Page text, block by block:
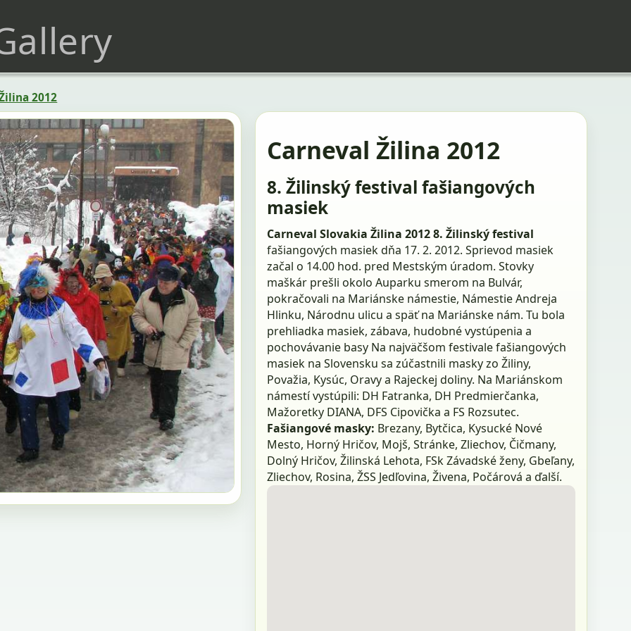
2012
Carneval Žilina 2012
8. Žilinský festival fašiangových
masiek
Carneval Slovakia Žilina 2012 8. Žilinský festival
fašiangových masiek dňa 17. 2. 2012. Sprievod masiek
začal o 14.00 hod. pred Mestským úradom. Stovky
maškár prešli okolo Auparku smerom na Bulvár,
pokračovali na Mariánske námestie, Námestie Andreja
Hlinku, Národnu ulicu a späť na Mariánske nám. Tu bola
prehliadka masiek, zábava, hudobné vystúpenia a
pochovávanie basy Na najväčšom festivale fašiangových
masiek na Slovensku sa zúčastnili masky zo Žiliny,
Považia, Kysúc, Oravy a Rajeckej doliny. Na Mariánskom
námestí vystúpili: DH Fatranka, DH Predmierčanka,
Mažoretky DIANA, DFS Cipovička a FS Rozsutec.
Fašiangové masky: Brezany, Bytčica, Kysucké Nové
Mesto, Horný Hričov, Mojš, Stránke, Zliechov, Čičmany,
Dolný Hričov, Žilinská Lehota, FSk Závadské ženy, Gbeľany,
Zliechov, Rosina, ŽSS Jedľovina, Živena, Počárová a ďalší.